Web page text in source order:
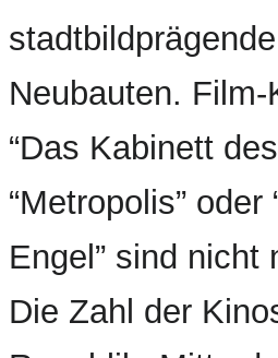
Neubauten.
“Das Kabinett
“Metropolis” oder
Engel” sind
Die Zahl der